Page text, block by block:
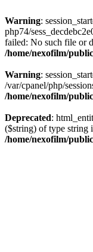
Warning:
php74/
failed: No such file or
/home/nexofilm/
Warning:
/var/cpanel/php/
/home/nexofilm/
Deprecated:
($string) of type string
/home/nexofilm/